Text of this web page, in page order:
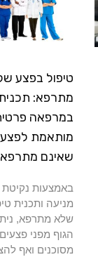
טיפול בפצע
מתרפא: תכנית
במרפאה
מותאמת
שאינם
באמצעות נקיטת
מניעה ותכנית
שלא מתרפא,
הגוף מפני פצעים
מסוכנים ואף